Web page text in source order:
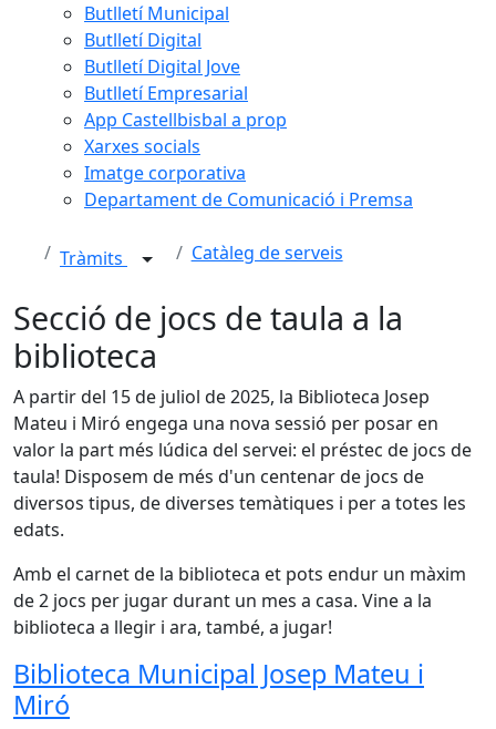
Butlletí Municipal
Butlletí Digital
Butlletí Digital Jove
Butlletí Empresarial
App Castellbisbal a prop
Xarxes socials
Imatge corporativa
Departament de Comunicació i Premsa
Tràmits Catàleg de serveis
Secció de jocs de taula a la
biblioteca
A partir del 15 de juliol de 2025, la Biblioteca Josep
Mateu i Miró engega una nova sessió per posar en
valor la part més lúdica del servei: el préstec de jocs de
taula! Disposem de més d'un centenar de jocs de
diversos tipus, de diverses temàtiques i per a totes les
edats.
Amb el carnet de la biblioteca et pots endur un màxim
de 2 jocs per jugar durant un mes a casa. Vine a la
biblioteca a llegir i ara, també, a jugar!
Biblioteca Municipal Josep Mateu i
Miró